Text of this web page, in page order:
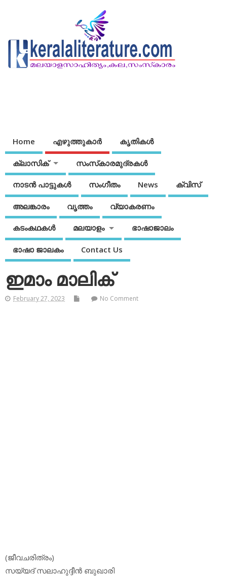
Home എഴുത്തുകാര്‍ കൃതികൾ
ക്ലാസിക് സംസ്‌കാരമുദ്രകള്‍
നാടന്‍ പാട്ടുകള്‍ സംഗീതം News ക്വിസ്
അലങ്കാരം വൃത്തം വ്യാകരണം
കടംകഥകള്‍ മലയാളം ഭാഷാജാലം
ഭാഷാ ജാലകം Contact Us
ഇമാം മാലിക്
February 27, 2023 No Comment
(ജീവചരിത്രം)
സയ്യദ് സലാഹുദ്ദീന്‍ ബുഖാരി